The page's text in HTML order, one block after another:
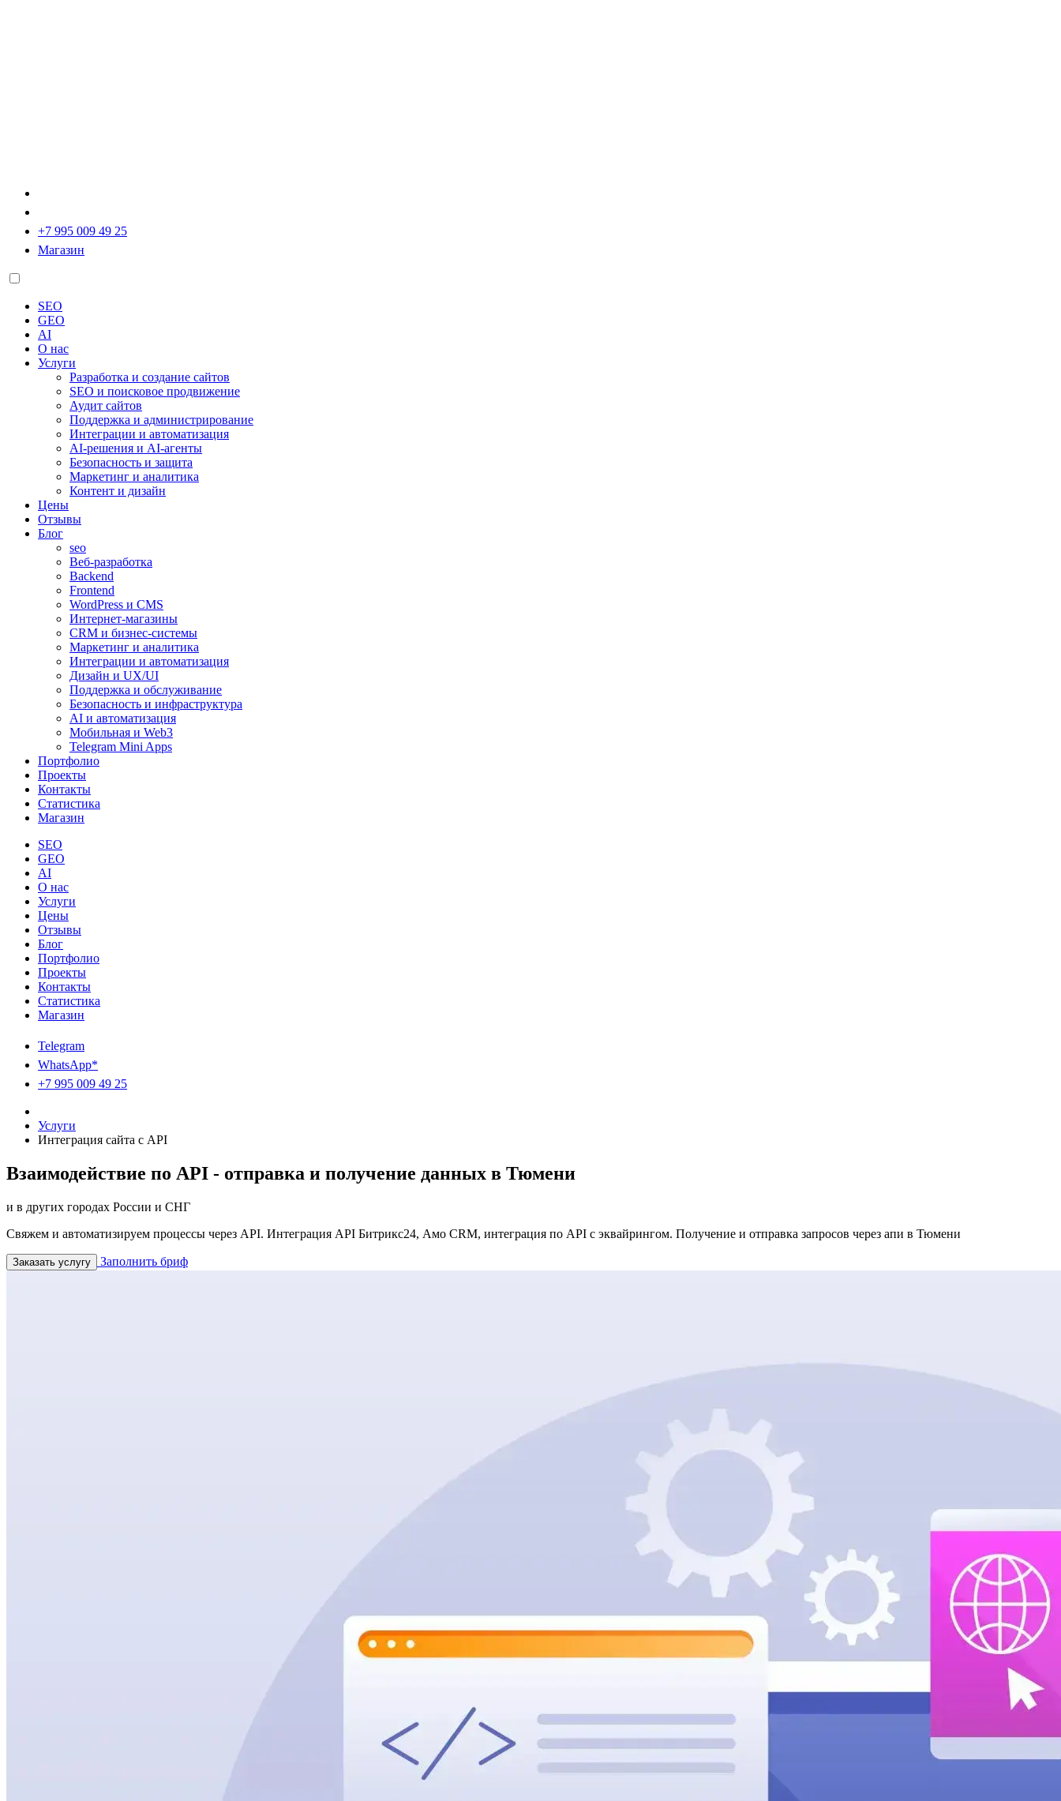
+7 995 009 49 25
Магазин
SEO
GEO
AI
О нас
Услуги
Разработка и создание сайтов
SEO и поисковое продвижение
Аудит сайтов
Поддержка и администрирование
Интеграции и автоматизация
AI-решения и AI-агенты
Безопасность и защита
Маркетинг и аналитика
Контент и дизайн
Цены
Отзывы
Блог
seo
Веб-разработка
Backend
Frontend
WordPress и CMS
Интернет-магазины
CRM и бизнес-системы
Маркетинг и аналитика
Интеграции и автоматизация
Дизайн и UX/UI
Поддержка и обслуживание
Безопасность и инфраструктура
AI и автоматизация
Мобильная и Web3
Telegram Mini Apps
Портфолио
Проекты
Контакты
Статистика
Магазин
SEO
GEO
AI
О нас
Услуги
Цены
Отзывы
Блог
Портфолио
Проекты
Контакты
Статистика
Магазин
Telegram
WhatsApp*
+7 995 009 49 25
Услуги
Интеграция сайта с API
Взаимодействие по API - отправка и получение данных в Тюмени
и в других городах России и СНГ
Свяжем и автоматизируем процессы через API. Интеграция API Битрикс24, Амо CRM, интеграция по API с эквайрингом. Получение и отправка запросов через апи в Тюмени
Заказать услугу Заполнить бриф